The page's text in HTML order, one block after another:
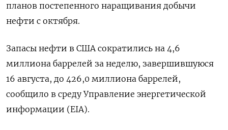
планов постепенного наращивания добычи
нефти с октября.
Запасы нефти в США сократились на 4,6
миллиона баррелей за неделю, завершившуюся
16 августа, до 426,0 миллиона баррелей,
сообщило в среду Управление энергетической
информации (EIA).